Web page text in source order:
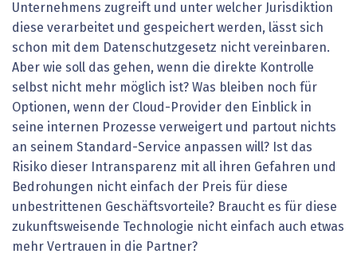
Unternehmens zugreift und unter welcher Jurisdiktion
diese verarbeitet und gespeichert werden, lässt sich
schon mit dem Datenschutzgesetz nicht vereinbaren.
Aber wie soll das gehen, wenn die direkte Kontrolle
selbst nicht mehr möglich ist? Was bleiben noch für
Optionen, wenn der Cloud-Provider den Einblick in
seine internen Prozesse verweigert und partout nichts
an seinem Standard-Service anpassen will? Ist das
Risiko dieser Intransparenz mit all ihren Gefahren und
Bedrohungen nicht einfach der Preis für diese
unbestrittenen Geschäftsvorteile? Braucht es für diese
zukunftsweisende Technologie nicht einfach auch etwas
mehr Vertrauen in die Partner?